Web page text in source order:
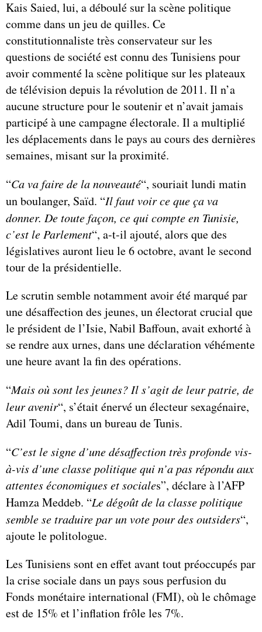
Kais Saied, lui, a déboulé sur la scène politique
comme dans un jeu de quilles. Ce
constitutionnaliste très conservateur sur les
questions de société est connu des Tunisiens pour
avoir commenté la scène politique sur les plateaux
de télévision depuis la révolution de 2011. Il n’a
aucune structure pour le soutenir et n’avait jamais
participé à une campagne électorale. Il a multiplié
les déplacements dans le pays au cours des dernières
semaines, misant sur la proximité.
“Ca va faire de la nouveauté“, souriait lundi matin
un boulanger, Saïd. “Il faut voir ce que ça va
donner. De toute façon, ce qui compte en Tunisie,
c’est le Parlement“, a-t-il ajouté, alors que des
législatives auront lieu le 6 octobre, avant le second
tour de la présidentielle.
Le scrutin semble notamment avoir été marqué par
une désaffection des jeunes, un électorat crucial que
le président de l’Isie, Nabil Baffoun, avait exhorté à
se rendre aux urnes, dans une déclaration véhémente
une heure avant la fin des opérations.
“Mais où sont les jeunes? Il s’agit de leur patrie, de
leur avenir“, s’était énervé un électeur sexagénaire,
Adil Toumi, dans un bureau de Tunis.
“C’est le signe d’une désaffection très profonde vis-
à-vis d’une classe politique qui n’a pas répondu aux
attentes économiques et sociales”, déclare à l’AFP
Hamza Meddeb. “Le dégoût de la classe politique
semble se traduire par un vote pour des outsiders“,
ajoute le politologue.
Les Tunisiens sont en effet avant tout préoccupés par
la crise sociale dans un pays sous perfusion du
Fonds monétaire international (FMI), où le chômage
est de 15% et l’inflation frôle les 7%.